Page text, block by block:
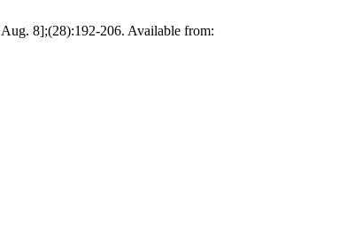
Aug. 8];(28):192-206. Available from: